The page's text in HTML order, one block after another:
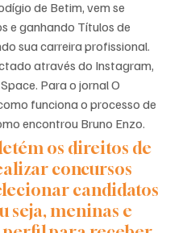
de Betim, vem se
e ganhando Títulos de
sua carreira profissional.
através do Instagram,
Para o jornal O
funciona o processo de
encontrou Bruno Enzo.
os direitos de
concursos
candidatos
seja, meninas e